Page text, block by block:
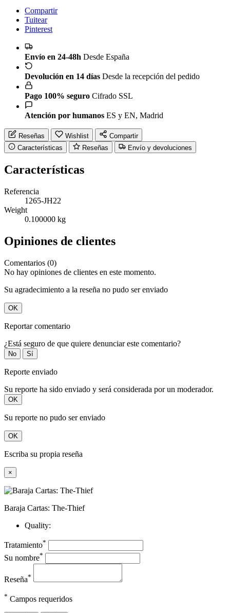
Compartir
Tuitear
Pinterest
Envío en 24-48h Desde España
Devolución en 14 días Desde la recepción del pedido
Pago 100% seguro Cifrado SSL
Atención por humanos ES y EN, Madrid
Reseñas Wishlist
Compartir
Características
Reseñas Envío y devoluciones
Características
Referencia
1265-JH22
Weight
0.100000 kg
Opiniones de clientes
Comentarios (0)
No hay opiniones de clientes en este momento.
Su agradecimiento a la reseña no pudo ser enviado
OK
Reportar comentario
¿Está seguro de que quiere denunciar este comentario?
No Sí
Reporte enviado
Su reporte ha sido enviado y será considerada por un moderador.
OK
Su reporte no pudo ser enviado
OK
Escriba su propia reseña
×
Baraja Cartas: The-Thief
Quality:
Tratamiento*
Su nombre*
Reseña*
* Campos requeridos